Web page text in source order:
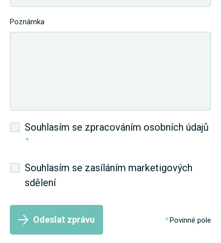
Poznámka
Souhlasím se zpracováním osobních údajů
*
Souhlasím se zasíláním marketigových
sdělení
Odeslat zprávu Povinné pole